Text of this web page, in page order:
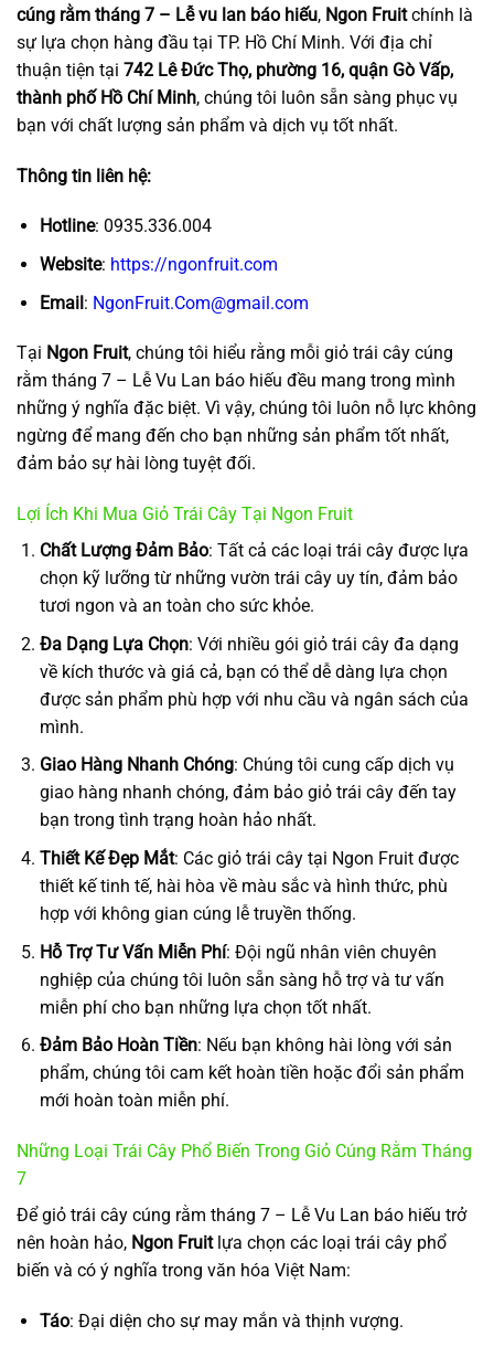
cúng rằm tháng 7 – Lễ vu lan báo hiếu, Ngon Fruitchính là
sự lựa chọn hàng đầu tại TP. Hồ Chí Minh. Với địa chỉ
thuận tiện tại 742 Lê Đức Thọ, phường 16, quận Gò Vấp,
thành phố Hồ Chí Minh, chúng tôi luôn sẵn sàng phục vụ
bạn với chất lượng sản phẩm và dịch vụ tốt nhất.
Thông tin liên hệ:
Hotline: 0935.336.004
Website: https://ngonfruit.com
Email: NgonFruit.Com@gmail.com
Tại Ngon Fruit, chúng tôi hiểu rằng mỗi giỏ trái cây cúng
rằm tháng 7 – Lễ Vu Lan báo hiếu đều mang trong mình
những ý nghĩa đặc biệt. Vì vậy, chúng tôi luôn nỗ lực không
ngừng để mang đến cho bạn những sản phẩm tốt nhất,
đảm bảo sự hài lòng tuyệt đối.
Lợi Ích Khi Mua Giỏ Trái Cây Tại Ngon Fruit
Chất Lượng Đảm Bảo: Tất cả các loại trái cây được lựa
chọn kỹ lưỡng từ những vườn trái cây uy tín, đảm bảo
tươi ngon và an toàn cho sức khỏe.
Đa Dạng Lựa Chọn: Với nhiều gói giỏ trái cây đa dạng
về kích thước và giá cả, bạn có thể dễ dàng lựa chọn
được sản phẩm phù hợp với nhu cầu và ngân sách của
mình.
Giao Hàng Nhanh Chóng: Chúng tôi cung cấp dịch vụ
giao hàng nhanh chóng, đảm bảo giỏ trái cây đến tay
bạn trong tình trạng hoàn hảo nhất.
Thiết Kế Đẹp Mắt: Các giỏ trái cây tại Ngon Fruit được
thiết kế tinh tế, hài hòa về màu sắc và hình thức, phù
hợp với không gian cúng lễ truyền thống.
Hỗ Trợ Tư Vấn Miễn Phí: Đội ngũ nhân viên chuyên
nghiệp của chúng tôi luôn sẵn sàng hỗ trợ và tư vấn
miễn phí cho bạn những lựa chọn tốt nhất.
Đảm Bảo Hoàn Tiền: Nếu bạn không hài lòng với sản
phẩm, chúng tôi cam kết hoàn tiền hoặc đổi sản phẩm
mới hoàn toàn miễn phí.
Những Loại Trái Cây Phổ Biến Trong Giỏ Cúng Rằm Tháng
7
Để giỏ trái cây cúng rằm tháng 7 – Lễ Vu Lan báo hiếu trở
nên hoàn hảo, Ngon Fruitlựa chọn các loại trái cây phổ
biến và có ý nghĩa trong văn hóa Việt Nam:
Táo: Đại diện cho sự may mắn và thịnh vượng.